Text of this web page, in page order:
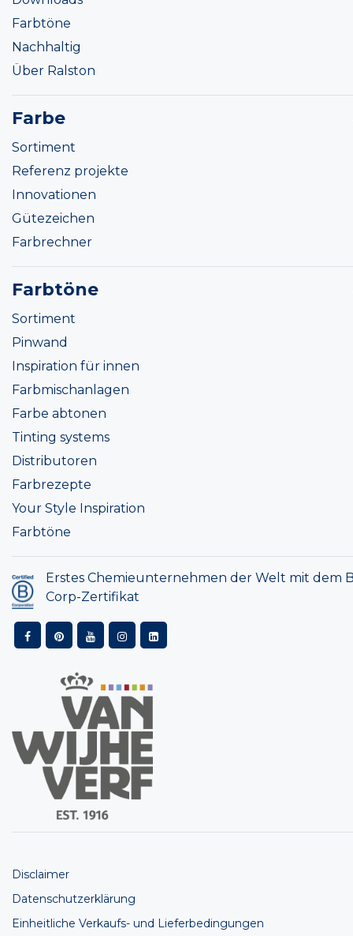
Farbtöne
Nachhaltig
Über Ralston
Farbe
Sortiment
Referenz projekte
Innovationen
Gütezeichen
Farbrechner
Farbtöne
Sortiment
Pinwand
Inspiration für innen
Farbmischanlagen
Farbe abtonen
Tinting systems
Distributoren
Farbrezepte
Your Style Inspiration
Farbtöne
Erstes Chemieunternehmen der Welt mit dem
Corp-Zertifikat
Disclaimer
Datenschutzerklärung
Einheitliche Verkaufs- und Lieferbedingungen